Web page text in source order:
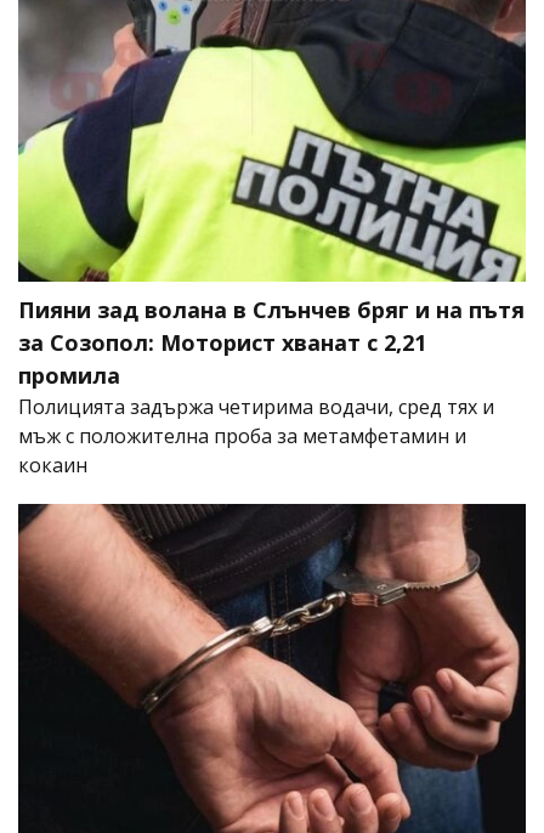
Пияни зад волана в Слънчев бряг и на пътя
за Созопол: Моторист хванат с 2,21
промила
Полицията задържа четирима водачи, сред тях и
мъж с положителна проба за метамфетамин и
кокаин